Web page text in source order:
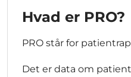
Hvad er PRO?
PRO står for
Det er data om